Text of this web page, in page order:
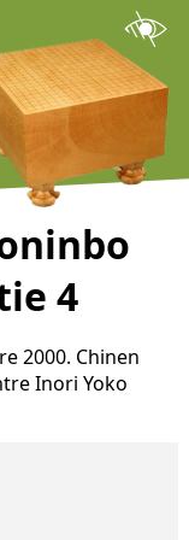
4
2000. Chinen
Inori Yoko